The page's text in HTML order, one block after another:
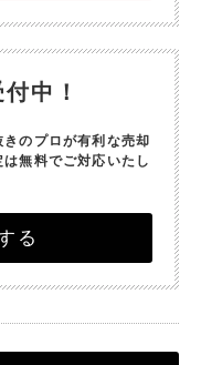
中！
きのプロが有利な売却
無料でご対応いたし
る